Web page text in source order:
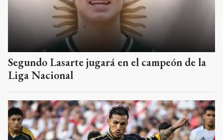
Segundo Lasarte jugará en el campeón de la
Liga Nacional